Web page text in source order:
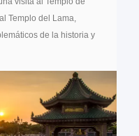
Templo del Lama,
de la historia y